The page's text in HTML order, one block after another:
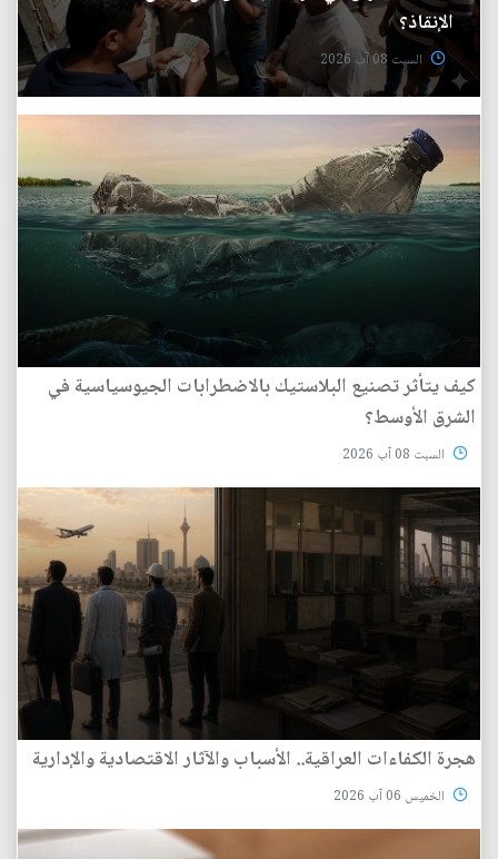
الإنقاذ؟
السبت 08 آب 2026
كيف يتأثر تصنيع البلاستيك بالاضطرابات الجيوسياسية في
الشرق الأوسط؟
السبت 08 آب 2026
هجرة الكفاءات العراقية.. الأسباب والآثار الاقتصادية والإدارية
الخميس 06 آب 2026